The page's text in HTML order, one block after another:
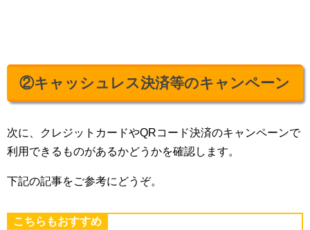
②キャッシュレス決済等のキャンペーン
次に、クレジットカードやQRコード決済のキャンペーンで
利用できるものがあるかどうかを確認します。
下記の記事をご参考にどうぞ。
こちらもおすすめ